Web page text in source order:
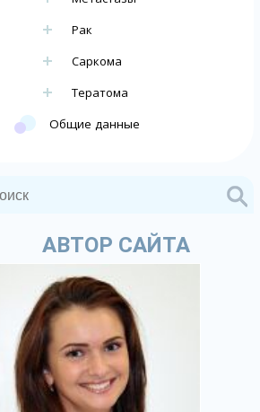
Рак
Саркома
Тератома
Общие данные
АВТОР САЙТА